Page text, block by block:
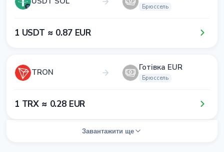
Брюссель
1​ USDT ≈ 0​.8​7​ EUR
TRON Готівка EUR
Брюссель
1​ TRX ≈ 0​.2​8​ EUR
Завантажити ще